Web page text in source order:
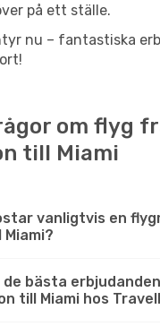
på ett ställe.
nu – fantastiska
om flyg
till Miami
vanligtvis en
de bästa
till Miami hos